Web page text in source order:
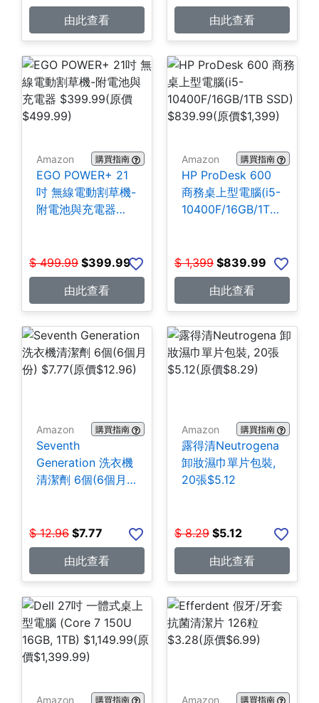
由此查看
由此查看
Amazon 購買指南
EGO POWER+ 21
吋 無線電動割草機-
附電池與充電器
$ 499.99 $399.99
由此查看
Amazon 購買指南
HP ProDesk 600
商務桌上型電腦(i5-
10400F/16GB/1TB
$ 1,399 $839.99
由此查看
Amazon 購買指南
Seventh
Generation 洗衣機
清潔劑 6個(6個月
$ 12.96 $7.77
由此查看
Amazon 購買指南
露得清Neutrogena
卸妝濕巾單片包裝,
20張$5.12
$ 8.29 $5.12
由此查看
Amazon 購買指南 Amazon 購買指南